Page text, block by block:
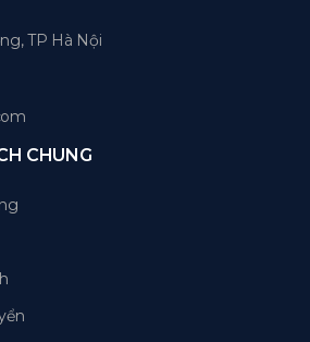
TP Hà Nội
CHUNG